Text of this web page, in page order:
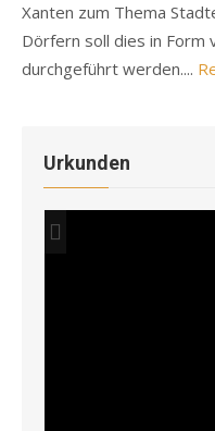
Xanten zum Thema
Dörfern soll dies in
durchgeführt werden....
Urkunden